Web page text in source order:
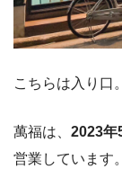
こちらは入り口。
萬福は、 2023年
営業しています。